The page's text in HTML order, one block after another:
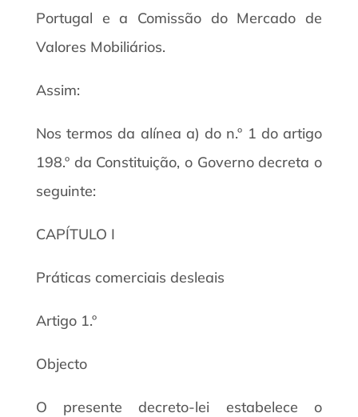
Portugal e a Comissão do Mercado de
Valores Mobiliários.
Assim:
Nos termos da alínea a) do n.º 1 do artigo
198.º da Constituição, o Governo decreta o
seguinte:
CAPÍTULO I
Práticas comerciais desleais
Artigo 1.º
Objecto
O presente decreto-lei estabelece o